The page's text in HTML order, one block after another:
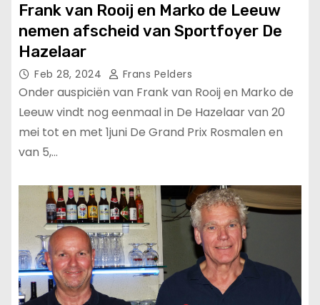
Frank van Rooij en Marko de Leeuw
nemen afscheid van Sportfoyer De
Hazelaar
Feb 28, 2024 Frans Pelders
Onder auspiciën van Frank van Rooij en Marko de
Leeuw vindt nog eenmaal in De Hazelaar van 20
mei tot en met 1juni De Grand Prix Rosmalen en
van 5,…